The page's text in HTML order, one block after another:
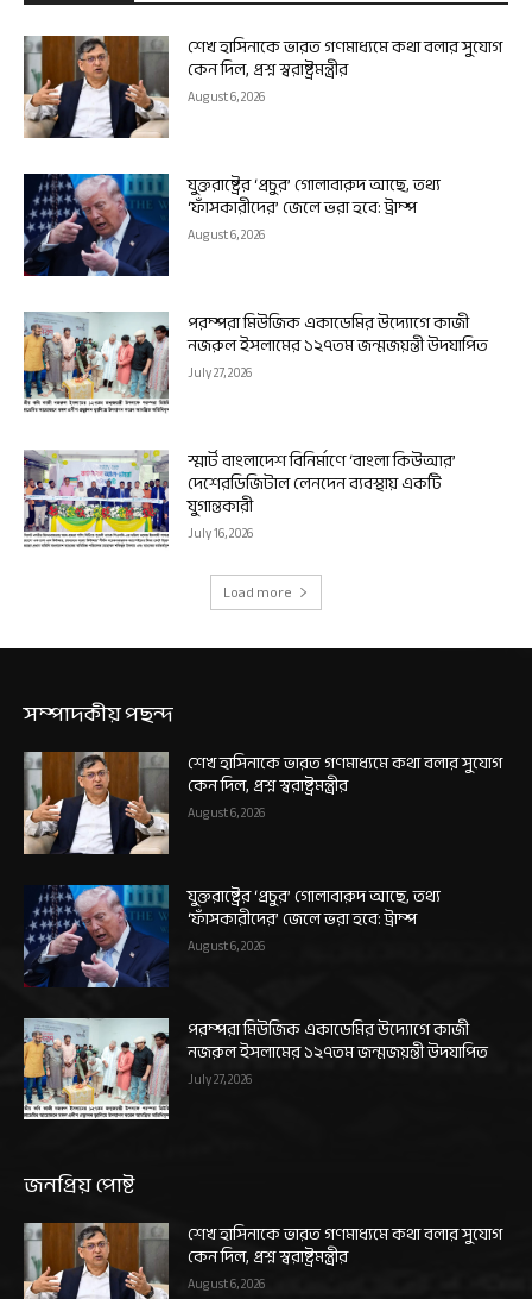
শেখ হাসিনাকে ভারত গণমাধ্যমে কথা বলার সুযোগ
কেন দিল, প্রশ্ন স্বরাষ্ট্রমন্ত্রীর
August 6, 2026
যুক্তরাষ্ট্রের ‘প্রচুর’ গোলাবারুদ আছে, তথ্য
‘ফাঁসকারীদের’ জেলে ভরা হবে: ট্রাম্প
August 6, 2026
পরম্পরা মিউজিক একাডেমির উদ্যোগে কাজী
নজরুল ইসলামের ১২৭তম জন্মজয়ন্তী উদযাপিত
July 27, 2026
স্মার্ট বাংলাদেশ বিনির্মাণে ‘বাংলা কিউআর’
দেশেরডিজিটাল লেনদেন ব্যবস্থায় একটি
যুগান্তকারী
July 16, 2026
Load more
সম্পাদকীয় পছন্দ
শেখ হাসিনাকে ভারত গণমাধ্যমে কথা বলার সুযোগ
কেন দিল, প্রশ্ন স্বরাষ্ট্রমন্ত্রীর
August 6, 2026
যুক্তরাষ্ট্রের ‘প্রচুর’ গোলাবারুদ আছে, তথ্য
‘ফাঁসকারীদের’ জেলে ভরা হবে: ট্রাম্প
August 6, 2026
পরম্পরা মিউজিক একাডেমির উদ্যোগে কাজী
নজরুল ইসলামের ১২৭তম জন্মজয়ন্তী উদযাপিত
July 27, 2026
জনপ্রিয় পোষ্ট
শেখ হাসিনাকে ভারত গণমাধ্যমে কথা বলার সুযোগ
কেন দিল, প্রশ্ন স্বরাষ্ট্রমন্ত্রীর
August 6, 2026